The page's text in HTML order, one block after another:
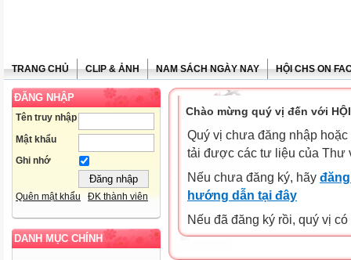
TRANG CHỦ CLIP & ẢNH NAM SÁCH NGÀY NAY HỘI CHS ON
ĐĂNG NHẬP
Tên truy nhập
Mật khẩu
Ghi nhớ
Quên mật khẩu ĐK thành viên
DANH MỤC CHÍNH
Chào mừng quý vị đến với HỘI
Quý vị chưa đăng nhập
tải được các tư liệu của Thư
Nếu chưa đăng ký, hãy
hướng dẫn tại đây
Nếu đã đăng ký rồi, quý vị